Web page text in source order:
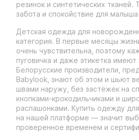
резинок и синтетических тканей.
забота и спокойствие для
Детская одежда для
категория. В первые месяцы
очень чувствительна, поэтому
пуговичка и даже этикетка имеют
Белорусские производители,
Babylook, знают об этом и шьют
швами наружу, без застёжек на
кнопками-крокодильчиками и
распашонками. Купить одежду
на нашей платформе — значит
проверенное временем и